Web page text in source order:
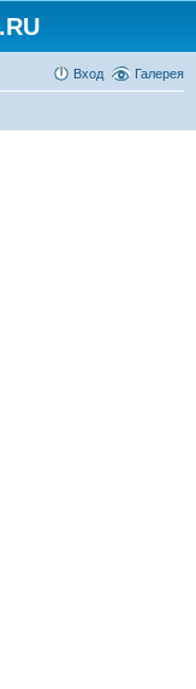
Галерея
Вход